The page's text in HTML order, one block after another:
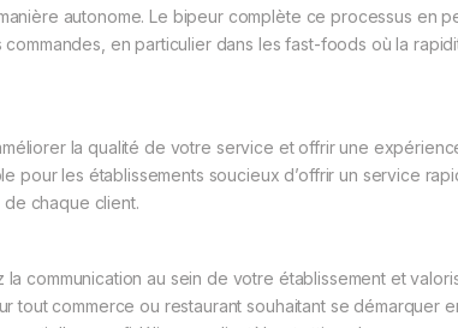
autonome. Le bipeur complète ce processus en
en particulier dans les fast-foods où la
la qualité de votre service et offrir une
pour les établissements soucieux d’offrir un service
de chaque client.
communication au sein de votre établissement et
tout commerce ou restaurant souhaitant se démarquer